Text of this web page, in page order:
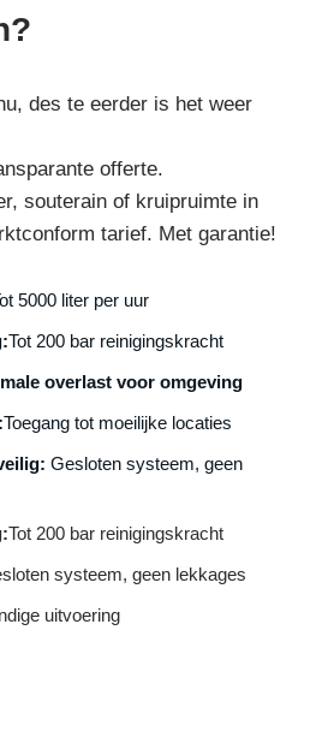
des te eerder is het weer
offerte.
souterain of kruipruimte in
tarief. Met garantie!
5000 liter per uur
Tot 200 bar reinigingskracht
overlast voor omgeving
Toegang tot moeilijke locaties
Gesloten systeem, geen
Tot 200 bar reinigingskracht
systeem, geen lekkages
uitvoering